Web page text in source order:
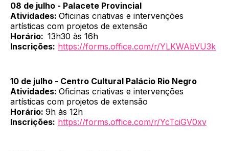
08 de julho - Palacete Provincial
Atividades: Oficinas criativas e intervenções
artísticas com projetos de extensão
Horário: 13h30 às 16h
Inscrições: https://forms.office.com/r/YLKWAbVU3k
10 de julho - Centro Cultural Palácio Rio Negro
Atividades: Oficinas criativas e intervenções
artísticas com projetos de extensão
Horário: 9h às 12h
Inscrições: https://forms.office.com/r/YcTciGV0xv